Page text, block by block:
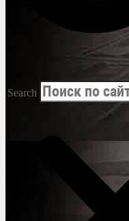
Search